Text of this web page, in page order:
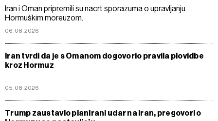
Iran i Oman pripremili su nacrt sporazuma o upravljanju
Hormuškim moreuzom.
06.08.2026
Iran tvrdi da je s Omanom dogovorio pravila plovidbe
kroz Hormuz
05.08.2026
Trump zaustavio planirani udar na Iran, pregovori o